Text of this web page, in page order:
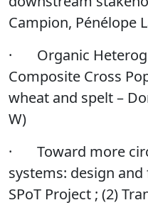
Campion, Pénélope
· Organic
Composite Cross
wheat and spelt –
W)
· Toward more
systems: design
SPoT Project ; (2)